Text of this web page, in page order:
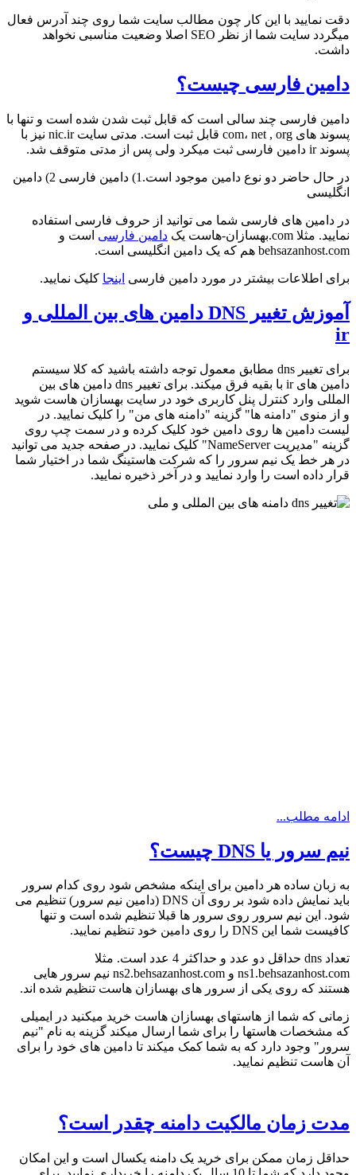
دقت نمایید با این کار چون مطالب سایت شما روی چند آدرس فعال
میگردد سایت شما از نظر SEO اصلا وضعیت مناسبی نخواهد
داشت.
دامین فارسی چیست؟
دامین فارسی چند سالی است که قابل ثبت شدن شده است و تنها با
پسوند های com، net , org قابل ثبت است. مدتی سایت nic.ir نیز با
پسوند ir دامین فارسی ثبت میکرد ولی پس از مدتی متوقف شد.
در حال حاضر دو نوع دامین موجود است.1) دامین فارسی 2) دامین
انگلیسی
در دامین های فارسی شما می توانید از حروف فارسی استفاده
نمایید. مثلا com.بهسازان-هاست یک
دامین فارسی است و
behsazanhost.com هم که یک دامین انگلیسی است.
برای اطلاعات بیشتر در مورد دامین فارسی اینجا کلیک نمایید.
آموزش تغییر DNS دامین های بین المللی و
ir
برای تغییر dns مطابق معمول توجه داشته باشید که کلا سیستم
دامین های ir با بقیه فرق میکند. برای تغییر dns دامین های بین
المللی وارد کنترل پنل کاربری خود در سایت بهسازان هاست شوید
و از منوی "دامنه ها" گزینه "دامنه های من" را کلیک نمایید. در
لیست دامین ها روی دامین خود کلیک کرده و در سمت چپ روی
گزینه "مدیریت NameServer" کلیک نمایید. در صفحه جدید می توانید
در هر خط یک نیم سرور را که شرکت هاستینگ شما در اختیار شما
قرار داده است را وارد نمایید و در آخر ذخیره نمایید.
ادامه مطلب...
نیم سرور یا DNS چیست؟
به زبان ساده هر دامین برای اینکه مشخص شود روی کدام سرور
باید نمایش داده شود بر روی آن DNS (دامین نیم سرور) تنظیم می
شود. این نیم سرور روی سرور ها قبلا تنظیم شده است و تنها
کافیست شما این DNS را روی دامین خود تنظیم نمایید.
تعداد dns حداقل دو عدد و حداکثر 4 عدد است. مثلا
ns1.behsazanhost.com و ns2.behsazanhost.com نیم سرور هایی
هستند که روی یکی از سرور های بهسازان هاست تنظیم شده اند.
زمانی که شما از هاستهای بهسازان هاست خرید میکنید در ایمیلی
که مشخصات هاستها را برای شما ارسال میکند گزینه به نام "نیم
سرور" وجود دارد که به شما کمک میکند تا دامین های خود را برای
آن هاست تنظیم نمایید.
مدت زمان مالکیت دامنه چقدر است؟
حداقل زمان ممکن برای خرید یک دامنه یکسال است و این امکان